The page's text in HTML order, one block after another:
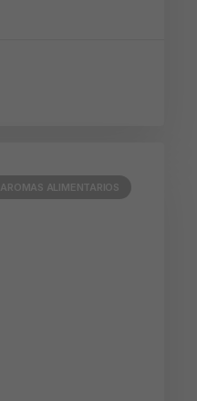
AROMAS ALIMENTARIOS